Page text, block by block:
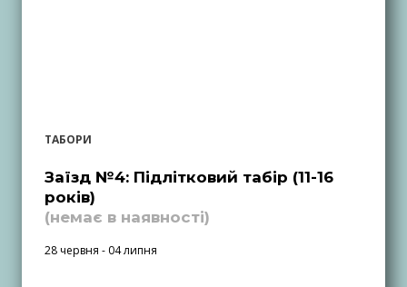
ТАБОРИ
Заїзд №4: Підлітковий табір (11-16
років)
(немає в наявності)
28 червня - 04 липня